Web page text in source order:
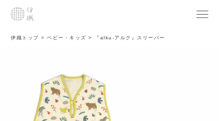
伊織トップ ベビー・キッズ 『alku-アルク』スリーパー